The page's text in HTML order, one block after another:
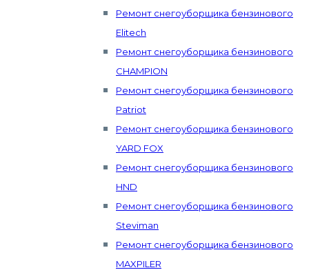
Ремонт снегоуборщика бензинового
Elitech
Ремонт снегоуборщика бензинового
CHAMPION
Ремонт снегоуборщика бензинового
Patriot
Ремонт снегоуборщика бензинового
YARD FOX
Ремонт снегоуборщика бензинового
HND
Ремонт снегоуборщика бензинового
Steviman
Ремонт снегоуборщика бензинового
MAXPILER